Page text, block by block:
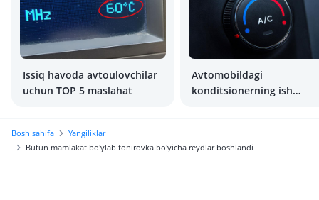
Issiq havoda avtoulovchilar
uchun TOP 5 maslahat
Avtomobildagi
konditsionerning ish
Bosh sahifa
Yangiliklar
Butun mamlakat bo'ylab tonirovka bo'yicha reydlar boshlandi